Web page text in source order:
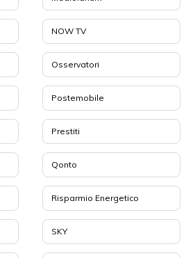
NOW TV
Osservatori
Postemobile
Prestiti
Qonto
Risparmio Energetico
SKY